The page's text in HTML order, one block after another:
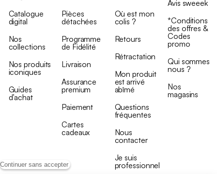
Continuer sans accepter
Catalogue
digital
Nos
collections
Nos produits
iconiques
Guides
d’achat
Pièces
détachées
Programme
de Fidélité
Livraison
Assurance
premium
Paiement
Cartes
cadeaux
Où est mon
colis ?
Retours
Rétractation
Mon produit
est arrivé
abîmé
Questions
fréquentes
Nous
contacter
Je suis
professionnel
Avis sweeek
*Conditions
des offres &
Codes
promo
Qui sommes
nous ?
Nos
magasins